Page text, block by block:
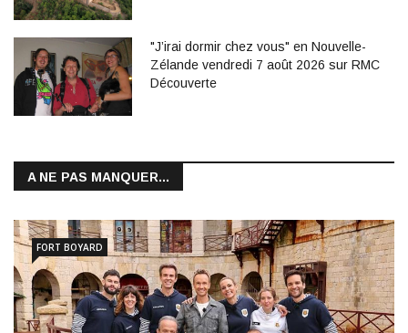
"J’irai dormir chez vous" en Nouvelle-
Zélande vendredi 7 août 2026 sur RMC
Découverte
A NE PAS MANQUER...
FORT BOYARD